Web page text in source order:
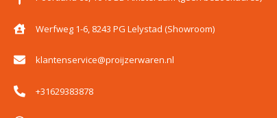
Werfweg 1-6, 8243 PG Lelystad (Showroom)
klantenservice@proijzerwaren.nl
+31629383878